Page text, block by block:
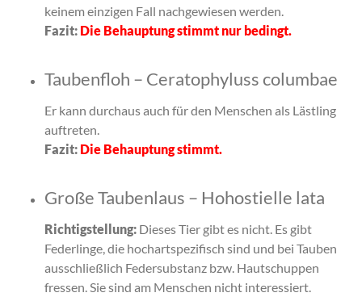
keinem einzigen Fall nachgewiesen werden.
Fazit: Die Behauptung stimmt nur bedingt.
Taubenfloh – Ceratophyluss columbae
Er kann durchaus auch für den Menschen als Lästling
auftreten.
Fazit: Die Behauptung stimmt.
Große Taubenlaus – Hohostielle lata
Richtigstellung: Dieses Tier gibt es nicht. Es gibt
Federlinge, die hochartspezifisch sind und bei Tauben
ausschließlich Federsubstanz bzw. Hautschuppen
fressen. Sie sind am Menschen nicht interessiert.